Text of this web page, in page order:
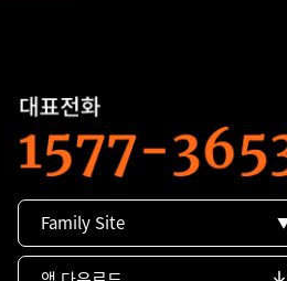
Family Site